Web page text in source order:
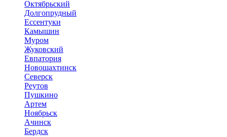
Октябрьский
Долгопрудный
Ессентуки
Камышин
Муром
Жуковский
Евпатория
Новошахтинск
Северск
Реутов
Пушкино
Артем
Ноябрьск
Ачинск
Бердск